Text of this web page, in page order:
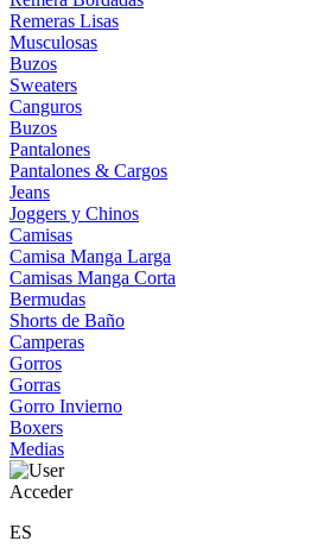
Remeras Lisas
Musculosas
Buzos
Sweaters
Canguros
Buzos
Pantalones
Pantalones & Cargos
Jeans
Joggers y Chinos
Camisas
Camisa Manga Larga
Camisas Manga Corta
Bermudas
Shorts de Baño
Camperas
Gorros
Gorras
Gorro Invierno
Boxers
Medias
Acceder
ES